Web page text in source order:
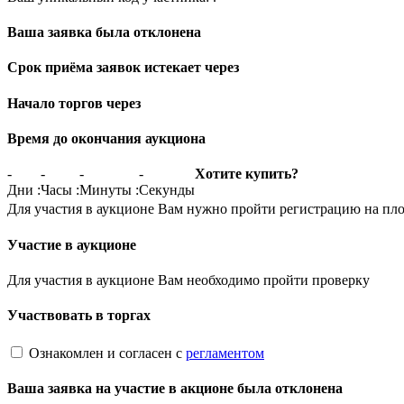
Ваша заявка была отклонена
Срок приёма заявок истекает через
Начало торгов через
Время до окончания аукциона
-
Дни :
-
Часы :
-
Минуты :
-
Секунды
Хотите купить?
Для участия в аукционе Вам нужно пройти регистрацию на
Участие в аукционе
Для участия в аукционе Вам необходимо пройти проверку
Участвовать в торгах
Ознакомлен и согласен с регламентом
Ваша заявка на участие в акционе была отклонена